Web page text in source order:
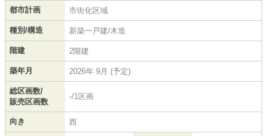
都市計画 市街化区域
種別/構造 新築一戸建/木造
階建 2階建
築年月 2026年 9月 (予定)
総区画数/
販売区画数
-/1区画
向き 西